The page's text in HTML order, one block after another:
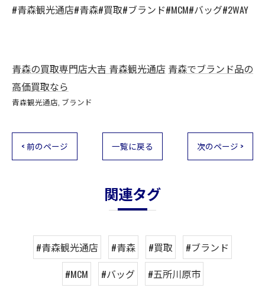
#青森観光通店#青森#買取#ブランド#MCM#バッグ#2WAY
青森の買取専門店大吉 青森観光通店 青森でブランド品の
高価買取なら
青森観光通店 ブランド
< 前のページ 一覧に戻る 次のページ >
関連タグ
#青森観光通店 #青森 #買取
#ブランド
#MCM
#バッグ #五所川原市